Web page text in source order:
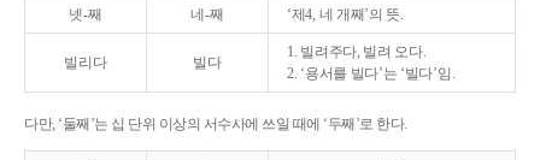
넷-째 네-째 ‘제4, 네 개째’의 뜻.
빌리다 빌다
1. 빌려주다, 빌려 오다.
2. ‘용서를 빌다’는 ‘빌다’임.
다만, ‘둘째’는 십 단위 이상의 서수사에 쓰일 때에 ‘두째’로 한다.